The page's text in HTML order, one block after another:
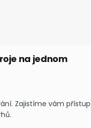
na jednom
Zajistíme vám přístup